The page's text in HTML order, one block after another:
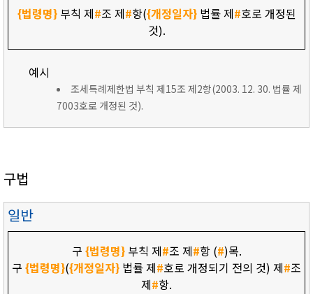
{법령명}부칙 제#조 제#항({개정일자}법률 제#호로 개정된
것).
예시
조세특례제한법 부칙 제15조 제2항(2003. 12. 30. 법률 제
7003호로 개정된 것).
구법
일반
구 {법령명}부칙 제#조 제#항 (#)목.
구 {법령명}({개정일자} 법률 제#호로 개정되기 전의 것) 제#조
제#항.